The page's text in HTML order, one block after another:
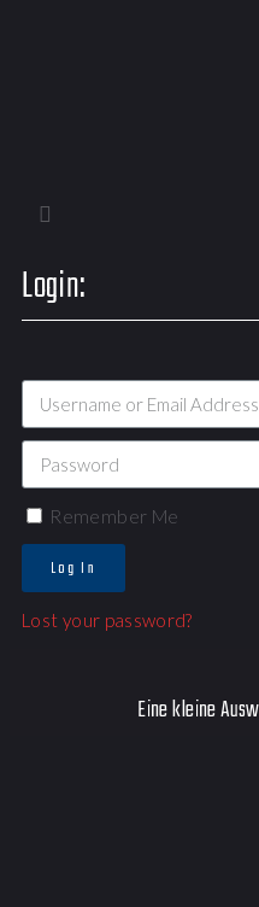
Login:
Remember Me
Log In
Lost your password?
Eine kleine